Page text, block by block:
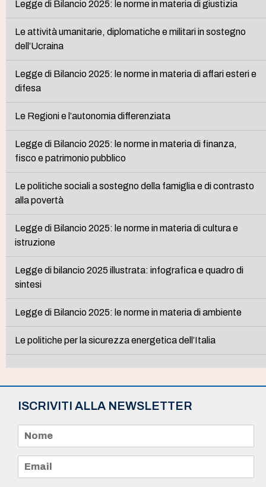
Legge di Bilancio 2025: le norme in materia di giustizia
Le attività umanitarie, diplomatiche e militari in sostegno
dell’Ucraina
Legge di Bilancio 2025: le norme in materia di affari esteri e
difesa
Le Regioni e l’autonomia differenziata
Legge di Bilancio 2025: le norme in materia di finanza,
fisco e patrimonio pubblico
Le politiche sociali a sostegno della famiglia e di contrasto
alla povertà
Legge di Bilancio 2025: le norme in materia di cultura e
istruzione
Legge di bilancio 2025 illustrata: infografica e quadro di
sintesi
Legge di Bilancio 2025: le norme in materia di ambiente
Le politiche per la sicurezza energetica dell’Italia
ISCRIVITI ALLA NEWSLETTER
m
e
a